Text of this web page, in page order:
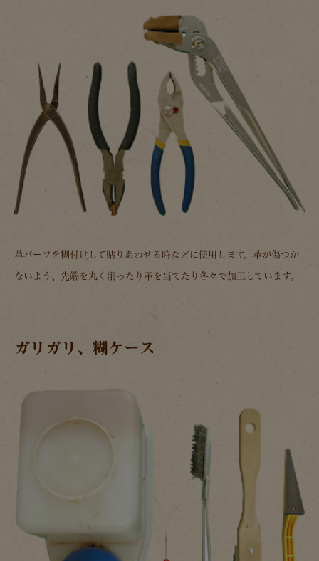
革パーツを糊付けして貼りあわせる時などに使用します。革が傷つか
ないよう、先端を丸く削ったり革を当てたり各々で加工しています。
ガリガリ、糊ケース